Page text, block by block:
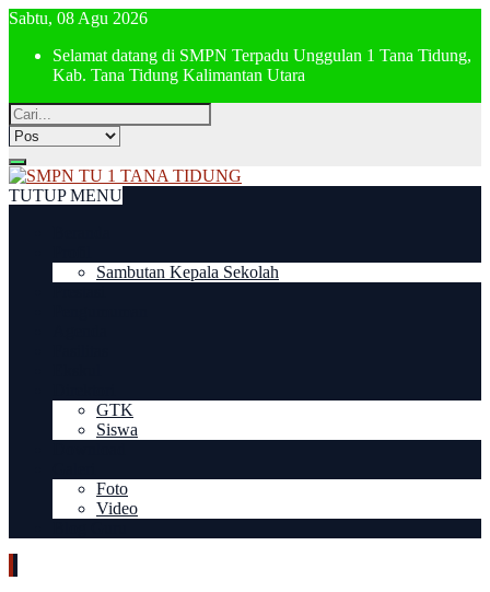
Sabtu, 08 Agu 2026
Selamat datang di SMPN Terpadu Unggulan 1 Tana Tidung,
Kab. Tana Tidung Kalimantan Utara
TUTUP MENU
Sambutan Kepala Sekolah
GTK
Siswa
Foto
Video